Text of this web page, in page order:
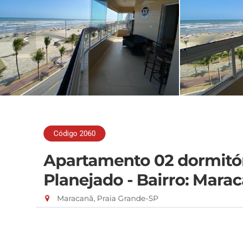
<
Código 2060
Apartamento 02
Planejado - Bairro:
Maracanã, Praia Grande-SP